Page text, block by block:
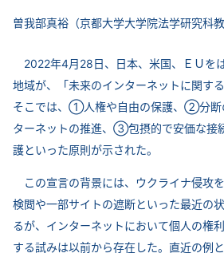
曽我部真裕（京都大学大学院法学研究
2022年4月28日、日本、米国、ＥＵを
地域が、「未来のインターネットに関す
そこでは、①人権や自由の保護、②分断
ターネットの推進、③包摂的で安価な
護といった原則が示された。
この宣言の背景には、ウクライナ侵攻
検閲や一部サイトの遮断といった最近の
るが、インターネットにおいて個人の権
する試みは以前から存在した。直近の例